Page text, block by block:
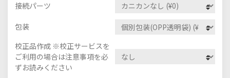
接続パーツ
包装
校正品作成 ※校正サービスを
ご利用の場合は注意事項を必
ずお読みください